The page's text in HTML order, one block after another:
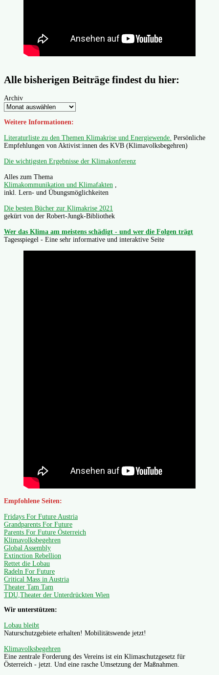
Alle bisherigen Beiträge findest du hier:
Archiv
Weitere Informationen:
Literaturliste zu den Themen Klimakrise und Energiewende. Persönliche
Empfehlungen von Aktivist:innen des KVB (Klimavolksbegehren)
Die wichtigsten Ergebnisse der Klimakonferenz
Alles zum Thema
Klimakommunikation und Klimafakten ,
inkl. Lern- und Übungsmöglichkeiten
Die besten Bücher zur Klimakrise 2021
gekürt von der Robert-Jungk-Bibliothek
Wer das Klima am meistens schädigt - und wer die Folgen trägt
Tagesspiegel - Eine sehr informative und interaktive Seite
Empfohlene Seiten:
Fridays For Future Austria
Grandparents For Future
Parents For Future Österreich
Klimavolksbegehren
Global Assembly
Extinction Rebellion
Rettet die Lobau
Radeln For Future
Critical Mass in Austria
Theater Tam Tam
TDU,Theater der Unterdrückten Wien
Wir unterstützen:
Lobau bleibt
Naturschutzgebiete erhalten! Mobilitätswende jetzt!
Klimavolksbegehren
Eine zentrale Forderung des Vereins ist ein Klimaschutzgesetz für
Österreich - jetzt. Und eine rasche Umsetzung der Maßnahmen.